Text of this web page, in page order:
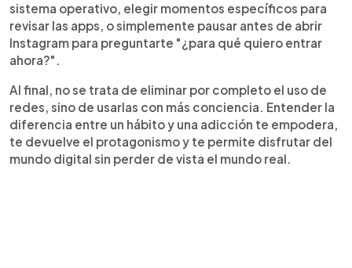
sistema operativo, elegir momentos específicos para
revisar las apps, o simplemente pausar antes de abrir
Instagram para preguntarte "¿para qué quiero entrar
ahora?".
Al final, no se trata de eliminar por completo el uso de
redes, sino de usarlas con más conciencia. Entender la
diferencia entre un hábito y una adicción te empodera,
te devuelve el protagonismo y te permite disfrutar del
mundo digital sin perder de vista el mundo real.